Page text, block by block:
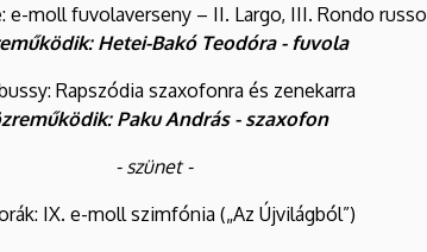
e-moll fuvolaverseny – II. Largo, III. Rondo russo
Hetei-Bakó Teodóra - fuvola
Rapszódia szaxofonra és zenekarra
Paku András - szaxofon
- szünet -
IX. e-moll szimfónia („Az Újvilágból”)